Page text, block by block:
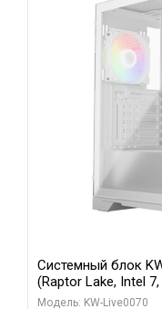
Системный блок
(Raptor Lake, Intel
модуля)/ Gigabyte
Модель: KW-Live0070